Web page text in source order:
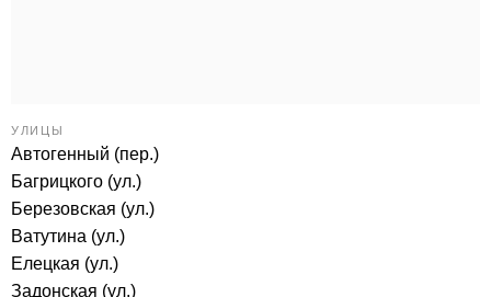
УЛИЦЫ
Автогенный (пер.)
Багрицкого (ул.)
Березовская (ул.)
Ватутина (ул.)
Елецкая (ул.)
Задонская (ул.)